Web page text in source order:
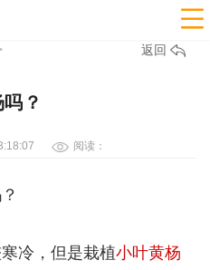

返回
？
阅读：
冷，但是栽植小叶黄杨